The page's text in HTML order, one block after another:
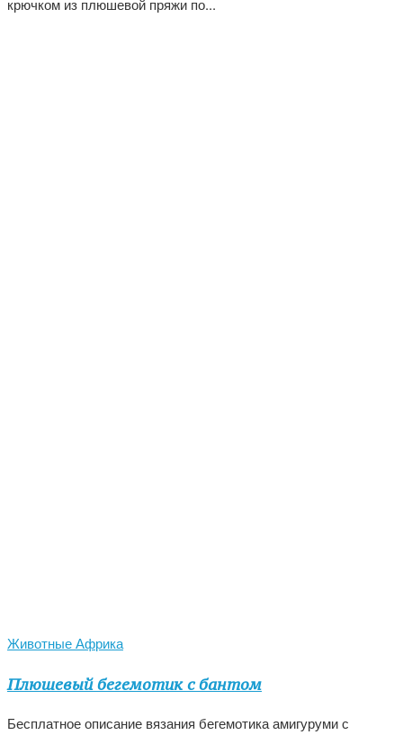
крючком из плюшевой пряжи по...
Животные Африка
Плюшевый бегемотик с бантом
Бесплатное описание вязания бегемотика амигуруми с